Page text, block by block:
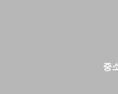
중